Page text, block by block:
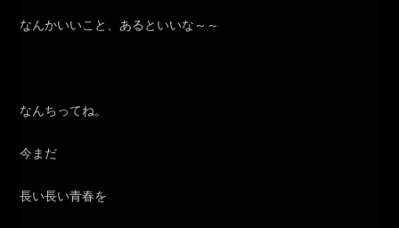
なんかいいこと、あるといいな～～
なんちってね。
今まだ
長い長い青春を